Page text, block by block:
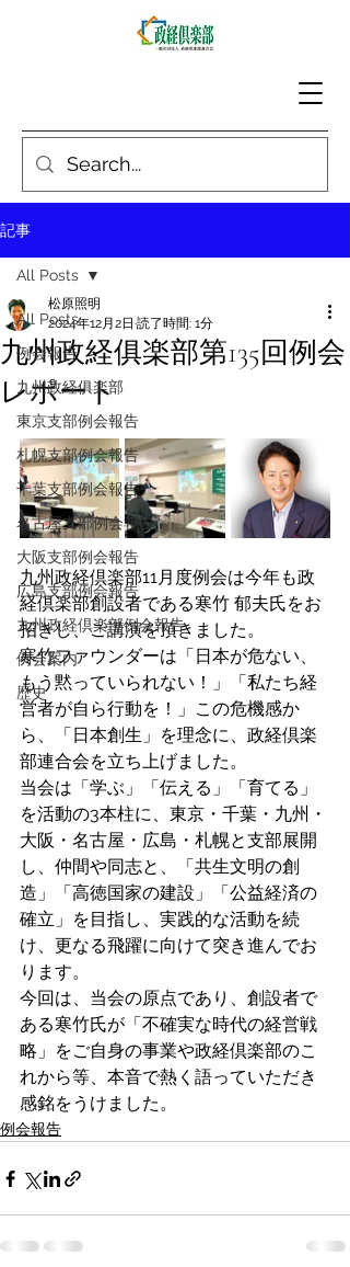
記事
All Posts
例会報告
九州政経俱楽部
東京支部例会報告
札幌支部例会報告
千葉支部例会報告
名古屋支部例会報告
大阪支部例会報告
広島支部例会報告
九州政経倶楽部例会報告
例会案内
歴史
All Posts
九州政経俱楽部第135回例会
レポート
松原照明
2024年12月2日 読了時間: 1分
九州政経倶楽部11月度例会は今年も政
経倶楽部創設者である寒竹 郁夫氏をお
招きし、ご講演を頂きました。
寒竹ファウンダーは「日本が危ない、
もう黙っていられない！」「私たち経
営者が自ら行動を！」この危機感か
ら、「日本創生」を理念に、政経倶楽
部連合会を立ち上げました。
当会は「学ぶ」「伝える」「育てる」
を活動の3本柱に、東京・千葉・九州・
大阪・名古屋・広島・札幌と支部展開
し、仲間や同志と、「共生文明の創
造」「高徳国家の建設」「公益経済の
確立」を目指し、実践的な活動を続
け、更なる飛躍に向けて突き進んでお
ります。
今回は、当会の原点であり、創設者で
ある寒竹氏が「不確実な時代の経営戦
略」をご自身の事業や政経倶楽部のこ
れから等、本音で熱く語っていただき
感銘をうけました。
例会報告